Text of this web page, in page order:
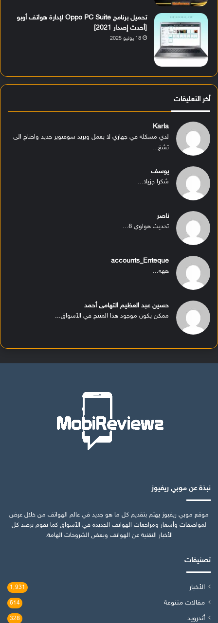
تحميل برنامج Oppo PC Suite لإدارة هواتف أوبو
[أحدث إصدار 2021]
18 يوليو 2025
أخر التعليقات
Karla
لدي مشكله في جهازي لا يعمل ويريد سوفتوير جديد واحتاج الى
تشغ...
يوسف
شكرا جزيلا...
ناصر
تحديث هواوي 8...
accounts_Enteque
ههه...
حسين عبد العظيم التهامى أحمد
ممكن يكون موجود هذا المنتج في الأسواق...
نبذة عن موبي ريفيوز
موقع موبي ريفيوز يهتم بتقديم كل ما هو جديد في عالم الهواتف من خلال عرض
لمواصفات وأسعار ومراجعات الهواتف الجديدة في الأسواق كما نقوم برصد كل
الأخبار التقنية عن الهواتف وبعض الشروحات الهامة.
تصنيفات
الأخبار 1٬931
مقالات متنوعة 614
أندرويد 328